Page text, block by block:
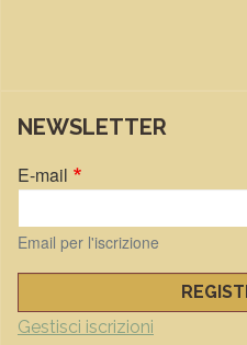
NEWSLETTER
E-mail
Email per l'iscrizione
Gestisci iscrizioni